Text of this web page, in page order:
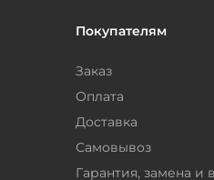
Покупателям
Заказ
Оплата
Доставка
Самовывоз
Гарантия, замена и